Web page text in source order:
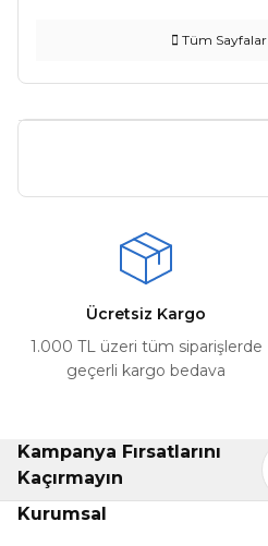
Tüm Sayfalar
Ücretsiz Kargo
1.000 TL üzeri tüm siparişlerde
geçerli kargo bedava
Kampanya Fırsatlarını
Kaçırmayın
Kurumsal